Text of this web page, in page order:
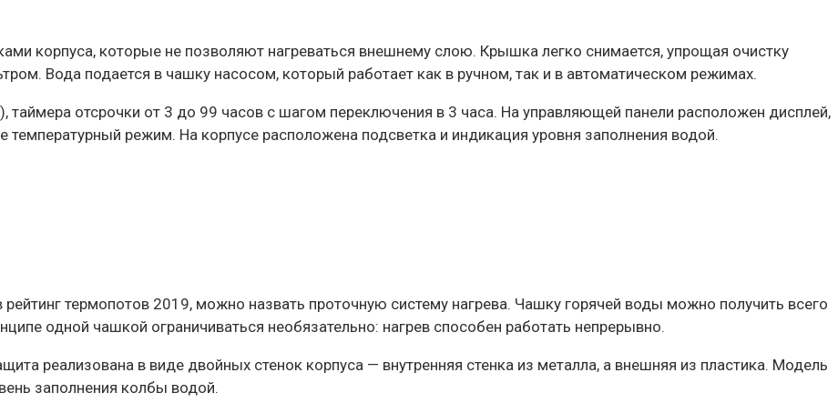
корпуса, которые не позволяют нагреваться внешнему слою. Крышка легко снимается, упрощая очистку
Вода подается в чашку насосом, который работает как в ручном, так и в автоматическом режимах.
отсрочки от 3 до 99 часов с шагом переключения в 3 часа. На управляющей панели расположен дисплей,
режим. На корпусе расположена подсветка и индикация уровня заполнения водой.
термопотов 2019, можно назвать проточную систему нагрева. Чашку горячей воды можно получить всего
одной чашкой ограничиваться необязательно: нагрев способен работать непрерывно.
реализована в виде двойных стенок корпуса — внутренняя стенка из металла, а внешняя из пластика. Модель
заполнения колбы водой.